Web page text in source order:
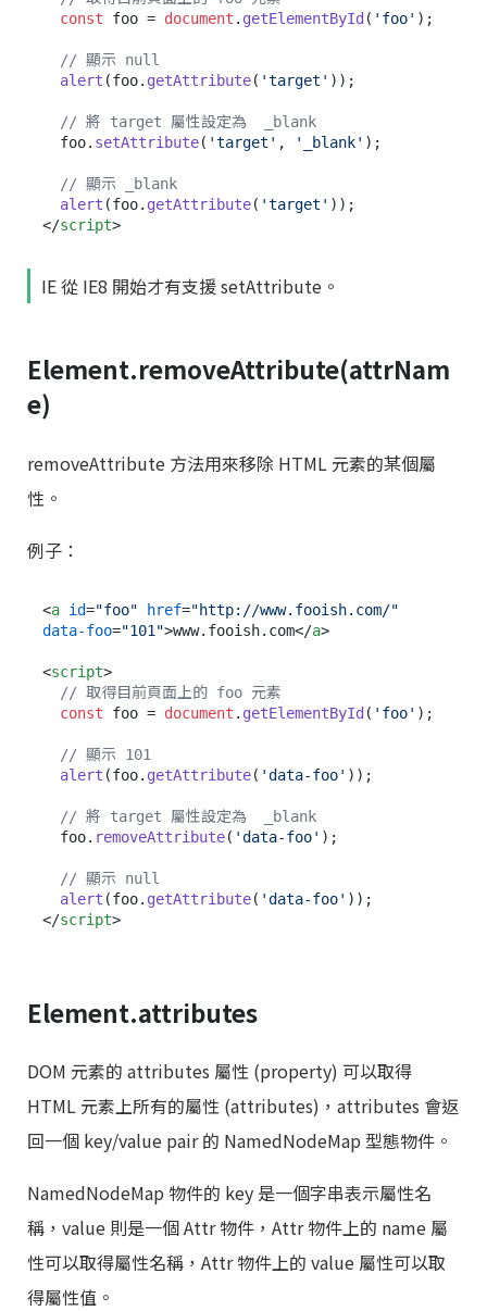
const foo = document . getElementById( 'foo' );
// 顯示 null
alert (foo. getAttribute( 'target' ));
// 將 target 屬性設定為  _blank
  foo.
setAttribute( 'target' , '_blank' );
// 顯示 _blank
alert (foo. getAttribute( 'target'
</script>
IE 從 IE8 開始才有支援 setAttribute。
Element.removeAttribute(attrNam
e)
removeAttribute 方法用來移除 HTML 元素的某個屬
性。
例子：
<a id="foo" href="http://www.fooish.com/"
data-foo="101">www.fooish.com</a>
<script>
// 取得目前頁面上的 foo 元素
const foo = document . getElementById ( 'foo' );
// 顯示 101
alert (foo. getAttribute( 'data-foo' ));
// 將 target 屬性設定為  _blank
  foo.
removeAttribute( 'data-foo' );
// 顯示 null
alert (foo. getAttribute( 'data-foo'
</script>
Element.attributes
DOM 元素的 attributes 屬性 (property) 可以取得
HTML 元素上所有的屬性 (attributes)，attributes 會返
回一個 key/value pair 的 NamedNodeMap 型態物件。
NamedNodeMap 物件的 key 是一個字串表示屬性名
稱，value 則是一個 Attr 物件，Attr 物件上的 name 屬
性可以取得屬性名稱，Attr 物件上的 value 屬性可以取
得屬性值。